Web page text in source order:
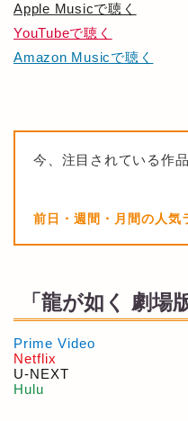
Apple Musicで聴く
YouTubeで聴く
Amazon Musicで聴く
今、注目されている作
前日・週間・月間の人気
「龍が如く 劇場
Prime Video
Netflix
U-NEXT
Hulu